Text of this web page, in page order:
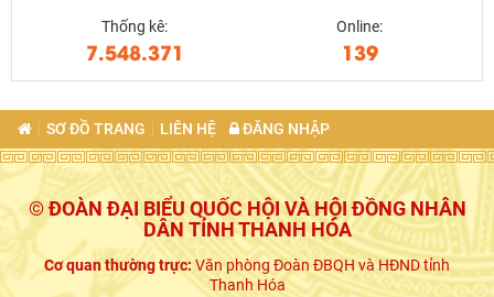
Thống kê:
7.548.371
Online:
139
SƠ ĐỒ TRANG LIÊN HỆ ĐĂNG NHẬP
© ĐOÀN ĐẠI BIỂU QUỐC HỘI VÀ HỘI ĐỒNG NHÂN
DÂN TỈNH THANH HÓA
Cơ quan thường trực:Văn phòng Đoàn ĐBQH và HĐND tỉnh
Thanh Hóa